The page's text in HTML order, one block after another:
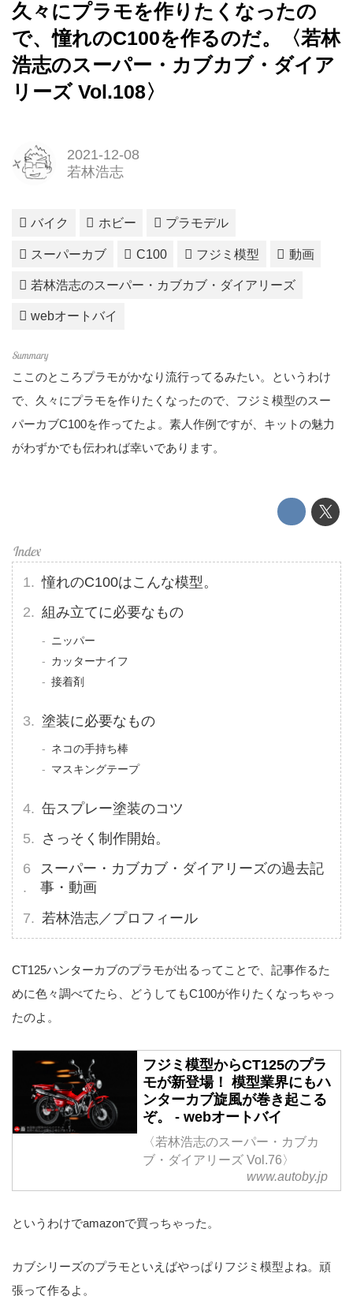
久々にプラモを作りたくなったの
で、憧れのC100を作るのだ。〈若林
浩志のスーパー・カブカブ・ダイア
リーズ Vol.108〉
2021-12-08
若林浩志
バイク ホビー プラモデル
スーパーカブ C100 フジミ模型 動画
若林浩志のスーパー・カブカブ・ダイアリーズ
webオートバイ
ここのところプラモがかなり流行ってるみたい。というわけ
で、久々にプラモを作りたくなったので、フジミ模型のスー
パーカブC100を作ってたよ。素人作例ですが、キットの魅力
がわずかでも伝われば幸いであります。
憧れのC100はこんな模型。
組み立てに必要なもの
ニッパー
カッターナイフ
接着剤
塗装に必要なもの
ネコの手持ち棒
マスキングテープ
缶スプレー塗装のコツ
さっそく制作開始。
スーパー・カブカブ・ダイアリーズの過去記
事・動画
若林浩志／プロフィール
CT125ハンターカブのプラモが出るってことで、記事作るた
めに色々調べてたら、どうしてもC100が作りたくなっちゃっ
たのよ。
フジミ模型からCT125のプラ
モが新登場！ 模型業界にもハ
ンターカブ旋風が巻き起こる
ぞ。 - webオートバイ
〈若林浩志のスーパー・カブカ
ブ・ダイアリーズ Vol.76〉
www.autoby.jp
というわけでamazonで買っちゃった。
カブシリーズのプラモといえばやっぱりフジミ模型よね。頑
張って作るよ。